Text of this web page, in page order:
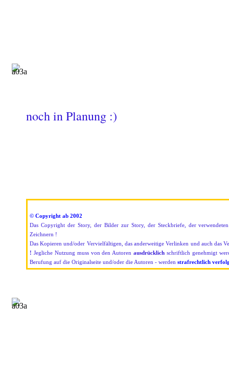
noch in Planung :)
© Copyright ab 2002
Das Copyright der Story, der Bilder zur Story, der Steckbriefe, der
Zeichnern !
Das Kopieren und/oder Vervielfältigen, das anderweitige Verlinken und auch das
! Jegliche Nutzung muss von den Autorenausdrücklich schriftlich genehmigt
Berufung auf die Originalseite und/oder die Autoren - werden strafrechtlich